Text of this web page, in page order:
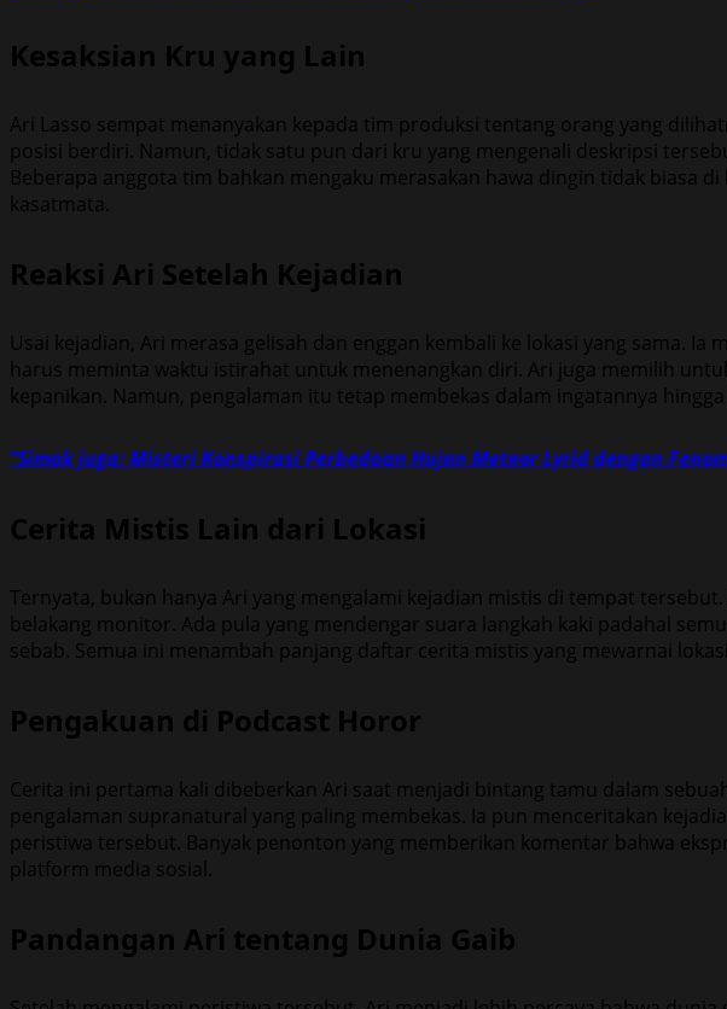
Kesaksian Kru yang Lain
Ari Lasso sempat menanyakan kepada tim produksi tentang orang yang
posisi berdiri. Namun, tidak satu pun dari kru yang mengenali deskripsi
Beberapa anggota tim bahkan mengaku merasakan hawa dingin tidak biasa
kasatmata.
Reaksi Ari Setelah Kejadian
Usai kejadian, Ari merasa gelisah dan enggan kembali ke lokasi yang sama.
harus meminta waktu istirahat untuk menenangkan diri. Ari juga memilih
kepanikan. Namun, pengalaman itu tetap membekas dalam ingatannya
“Simak juga: Misteri Konspirasi Perbedaan Hujan Meteor Lyrid dengan
Cerita Mistis Lain dari Lokasi
Ternyata, bukan hanya Ari yang mengalami kejadian mistis di tempat
belakang monitor. Ada pula yang mendengar suara langkah kaki padahal
sebab. Semua ini menambah panjang daftar cerita mistis yang mewarnai
Pengakuan di Podcast Horor
Cerita ini pertama kali dibeberkan Ari saat menjadi bintang tamu dalam
pengalaman supranatural yang paling membekas. Ia pun menceritakan
peristiwa tersebut. Banyak penonton yang memberikan komentar bahwa
platform media sosial.
Pandangan Ari tentang Dunia Gaib